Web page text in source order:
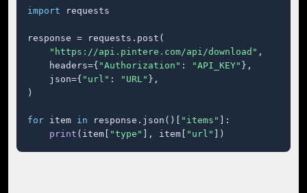
import requests
response = requests.post(
"https://api.pintere.com/api/download" ,
    headers={
"Authorization" : "API_KEY" },
    json={
"url" : "URL" },
)
for item in response.json()[ "items"
]:
print (item[ "type" ], item[ "url" ])